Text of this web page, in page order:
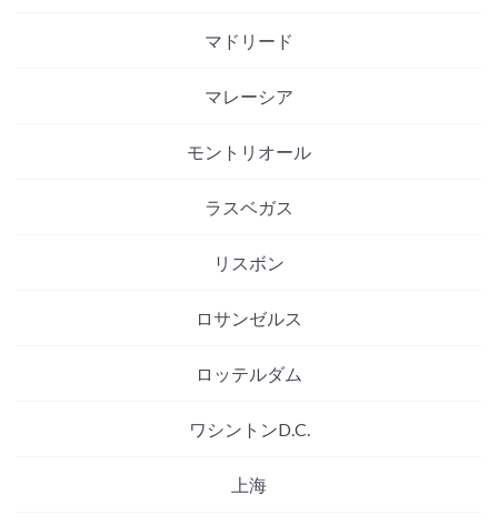
マドリード
マレーシア
モントリオール
ラスベガス
リスボン
ロサンゼルス
ロッテルダム
ワシントンD.C.
上海